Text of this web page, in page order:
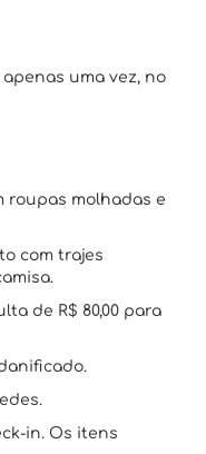
uma vez, no
roupas molhadas e
com trajes
de R$ 80,00 para
in. Os itens